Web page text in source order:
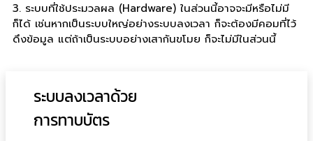
3. ระบบที่ใช้ประมวลผล (Hardware) ในส่วนนี้อาจจะมีหรือไม่มี
ก็ได้ เช่นหากเป็นระบบใหญ่อย่างระบบลงเวลา ก็จะต้องมีคอมที่ไว้
ดึงข้อมูล แต่ถ้าเป็นระบบอย่างเสากันขโมย ก็จะไม่มีในส่วนนี้
ระบบลงเวลาด้วย
การทาบบัตร